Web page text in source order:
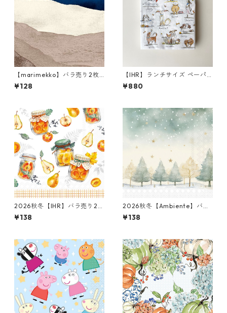
【marimekko】バラ売り2枚
ランチサイズ ペーパーナプキ
ン JOIKU クリームxブルー
¥128
【IHR】ランチサイズ ペーパ
ーナプキン EMOTION DOGS
ホワイト Anita Jeram 20枚
¥880
2026秋冬【IHR】バラ売り2枚
ランチサイズ ペーパーナプキ
ン Preserving Fruits ホワイ
¥138
2026秋冬【Ambiente】バラ
売り2枚 ランチサイズ ペーパ
ーナプキン Starry Sky グリー
¥138